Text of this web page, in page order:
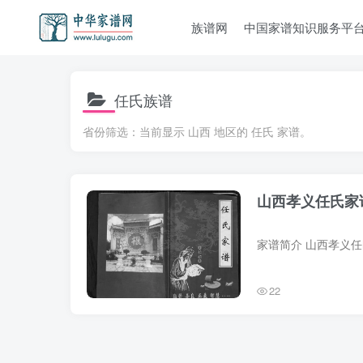
族谱网 中国家谱知识服务平
任氏族谱
省份筛选：当前显示 山西 地区的 任氏 家谱。
山西孝义任氏家
22